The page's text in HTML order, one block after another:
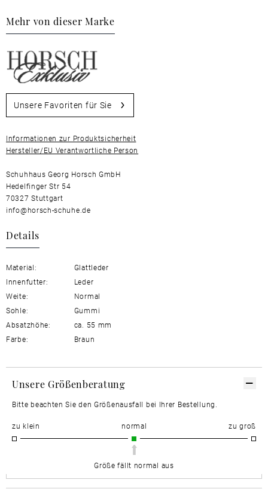
Mehr von dieser Marke
Unsere Favoriten für Sie
Informationen zur Produktsicherheit
Hersteller/EU Verantwortliche Person
Schuhhaus Georg Horsch GmbH
Hedelfinger Str 54
70327 Stuttgart
info@horsch-schuhe.de
Details
Material:
Glattleder
Innenfutter:
Leder
Weite:
Normal
Sohle:
Gummi
Absatzhöhe:
ca. 55 mm
Farbe:
Braun
Unsere Größenberatung
Bitte beachten Sie den Größenausfall bei Ihrer Bestellung.
zu klein normal zu groß
Größe fällt normal aus